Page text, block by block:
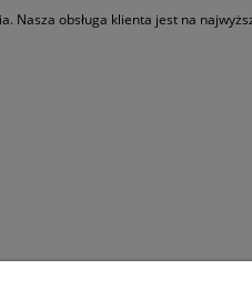
obsługa klienta jest na